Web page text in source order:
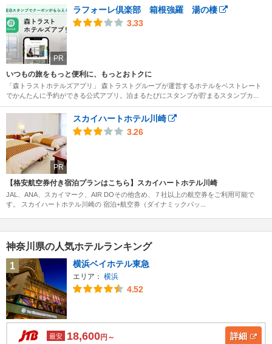
PR
ラフォーレ倶楽部 箱根強羅 湯の棲
3.33
いつもの旅をもっと便利に、もっとおトクに
「森トラストホテルズアプリ」 森トラストグループが運営するホテルをベストレート
でかんたんに予約ができる公式アプリ。泊まるたびにスタンプが貯まるスタンプカ...
PR
スカイハートホテル川崎
3.26
【格安航空券付き宿泊プランはこちら】スカイハートホテル川崎
JAL、ANA、スカイマーク、AIR DOその他含め、７社以上の航空券をご利用可能で
す。 スカイハートホテル川崎の 宿泊+航空券（ダイナミックパッ...
神奈川県の人気ホテルランキング
1
横浜ベイホテル東急
エリア： 横浜
4.52
最安 18,600円～ 詳細